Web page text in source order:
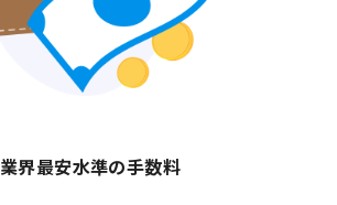
業界最安水準の手数料